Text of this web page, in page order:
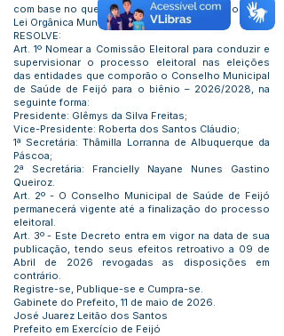
com base no que preceitua o inciso VI, artigo 66 da
Lei Orgânica Municipal:
RESOLVE:
Art. 1º Nomear a Comissão Eleitoral para conduzir e
supervisionar o processo eleitoral nas eleições
das entidades que comporão o Conselho Municipal
de Saúde de Feijó para o biênio – 2026/2028, na
seguinte forma:
Presidente: Glêmys da Silva Freitas;
Vice-Presidente: Roberta dos Santos Cláudio;
1ª Secretária: Thâmilla Lorranna de Albuquerque da
Páscoa;
2ª Secretária: Francielly Nayane Nunes Gastino
Queiroz.
Art. 2º - O Conselho Municipal de Saúde de Feijó
permanecerá vigente até a finalização do processo
eleitoral.
Art. 3º - Este Decreto entra em vigor na data de sua
publicação, tendo seus efeitos retroativo a 09 de
Abril de 2026 revogadas as disposições em
contrário.
Registre-se, Publique-se e Cumpra-se.
Gabinete do Prefeito, 11 de maio de 2026.
José Juarez Leitão dos Santos
Prefeito em Exercício de Feijó